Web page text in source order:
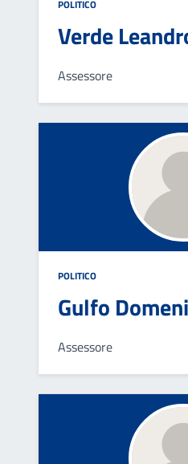
POLITICO
Verde
Assessore
POLITICO
Gulfo
Assessore